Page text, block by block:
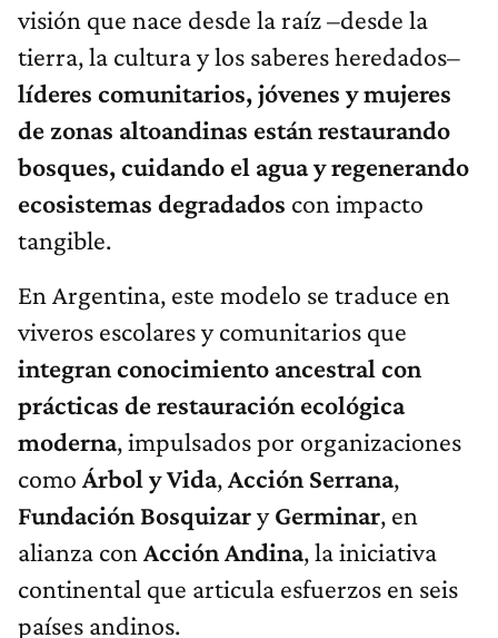
visión que nace desde la raíz –desde la
tierra, la cultura y los saberes heredados–
líderes comunitarios, jóvenes y mujeres
de zonas altoandinas están restaurando
bosques, cuidando el agua y regenerando
ecosistemas degradados con impacto
tangible.
En Argentina, este modelo se traduce en
viveros escolares y comunitarios que
integran conocimiento ancestral con
prácticas de restauración ecológica
moderna, impulsados por organizaciones
como Árbol y Vida,Acción Serrana,
Fundación BosquizaryGerminar, en
alianza con Acción Andina, la iniciativa
continental que articula esfuerzos en seis
países andinos.